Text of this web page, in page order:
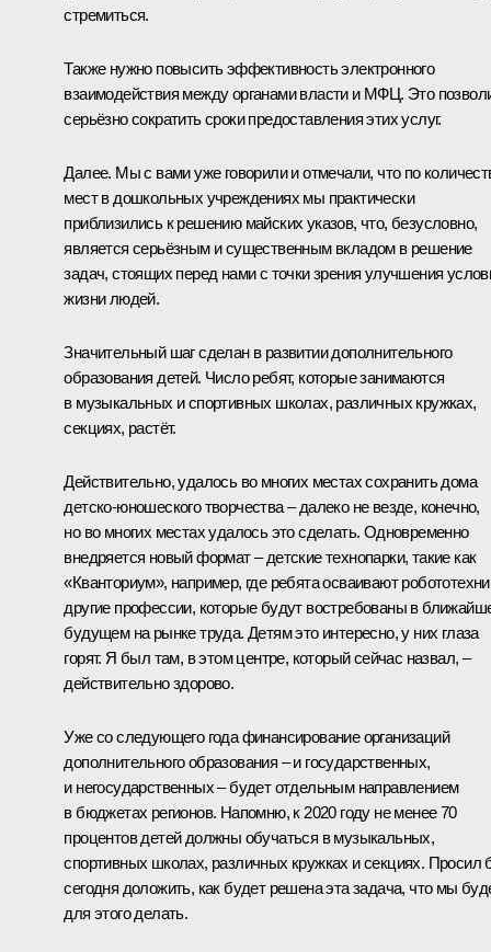
стремиться.
Также нужно повысить эффективность электронного
взаимодействия между органами власти и МФЦ. Это
серьёзно сократить сроки предоставления этих услуг.
Далее. Мы с вами уже говорили и отмечали, что по
мест в дошкольных учреждениях мы практически
приблизились к решению майских указов, что, безусловно,
является серьёзным и существенным вкладом в решение
задач, стоящих перед нами с точки зрения улучшения
жизни людей.
Значительный шаг сделан в развитии дополнительного
образования детей. Число ребят, которые занимаются
в музыкальных и спортивных школах, различных кружках,
секциях, растёт.
Действительно, удалось во многих местах сохранить дома
детско-юношеского творчества – далеко не везде, конечно,
но во многих местах удалось это сделать. Одновременно
внедряется новый формат – детские технопарки, такие как
«Кванториум», например, где ребята осваивают
другие профессии, которые будут востребованы в
будущем на рынке труда. Детям это интересно, у них глаза
горят. Я был там, в этомцентре, который сейчас назвал, –
действительно здорово.
Уже со следующего года финансирование организаций
дополнительного образования – и государственных,
и негосударственных – будет отдельным направлением
в бюджетах регионов. Напомню, к 2020 году не менее 70
процентов детей должны обучаться в музыкальных,
спортивных школах, различных кружках и секциях. Просил
сегодня доложить, как будет решена эта задача, что мы
для этого делать.